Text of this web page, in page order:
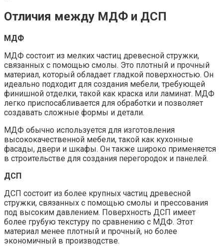
Отличия между МДФ и ДСП
МДФ
МДФ состоит из мелких частиц древесной стружки,
связанных с помощью смолы. Это плотный и прочный
материал, который обладает гладкой поверхностью. Он
идеально подходит для создания мебели, требующей
финишной отделки, такой как краска или ламинат. МДФ
легко приспосабливается для обработки и позволяет
создавать сложные формы и детали.
МДФ обычно используется для изготовления
высококачественной мебели, такой как кухонные
фасады, двери и шкафы. Он также широко применяется
в строительстве для создания перегородок и панелей.
ДСП
ДСП состоит из более крупных частиц древесной
стружки, связанных с помощью смолы и прессования
под высоким давлением. Поверхность ДСП имеет
более грубую текстуру по сравнению с МДФ. Этот
материал менее плотный и прочный, но более
экономичный в производстве.